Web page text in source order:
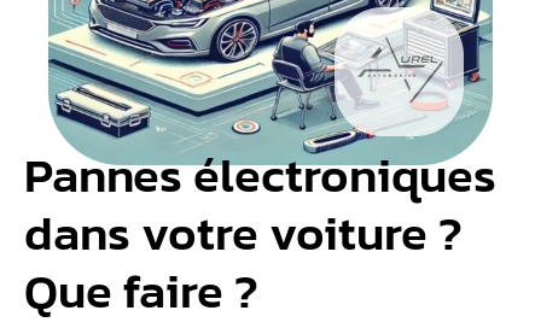
Pannes électroniques
dans votre voiture ?
Que faire ?